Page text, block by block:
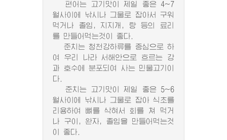
편어는 고기맛이 제일 좋은 4~7
월사이에 낚시나 그물로 잡아서 구워
먹거나 졸임, 지지개, 탕 등의 료리
를 만들어먹는것이 좋다.
준치는 청천강하류를 중심으로 하
여 우리 나라 서해안으로 흐르는 강
과 호수에 분포되여 사는 민물고기이
다.
준치는 고기맛이 제일 좋은 5~6
월사이에 낚시나 그물로 잡아 식초를
리용하여 뼈를 삭혀서 회를 쳐 먹거
나 구이, 완자, 졸임을 만들어먹는것
이 좋다.